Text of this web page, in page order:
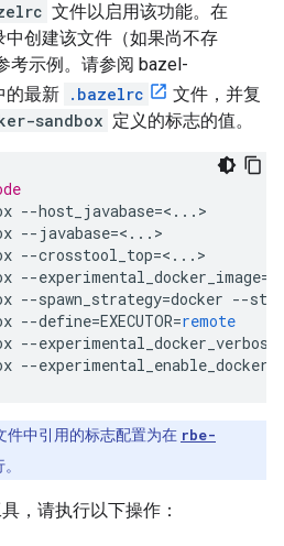
文件以启用该功能。在
中创建该文件（如果尚不存
考示例。请参阅 bazel-
的最新 .bazelrc
文件，并复
sandbox 定义的标志的值。
--host_javabase=<...>
-- javabase=<...>
--crosstool_top=<...>
--experimental_docker_image
--spawn_strategy=docker --
--define=EXECUTOR=remote
--experimental_docker_verbose
--
件中引用的标志配置为在 rbe-
，请执行以下操作：